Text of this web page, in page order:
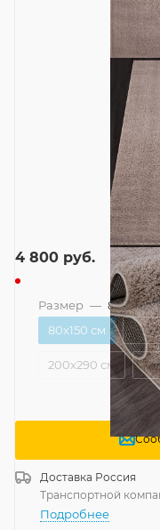
4 800 руб.
Размер — 80x150
80x150 см
200x290 см
Доставка Россия
Транспортной
Подробнее